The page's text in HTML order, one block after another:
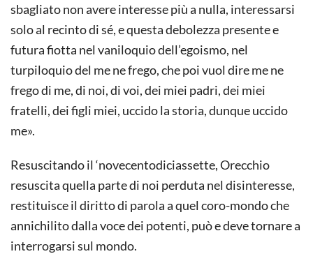
sbagliato non avere interesse più a nulla, interessarsi
solo al recinto di sé, e questa debolezza presente e
futura fiotta nel vaniloquio dell’egoismo, nel
turpiloquio del me ne frego, che poi vuol dire me ne
frego di me, di noi, di voi, dei miei padri, dei miei
fratelli, dei figli miei, uccido la storia, dunque uccido
me».
Resuscitando il ‘novecentodiciassette, Orecchio
resuscita quella parte di noi perduta nel disinteresse,
restituisce il diritto di parola a quel coro-mondo che
annichilito dalla voce dei potenti, può e deve tornare a
interrogarsi sul mondo.